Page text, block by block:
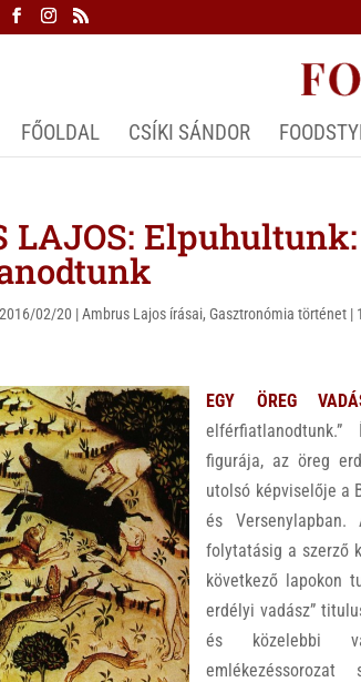
FŐOLDAL CSÍKI SÁNDOR
LAJOS: Elpuhultunk:
2016/02/20 |Ambrus Lajos írásai,Gasztronómia történet |
EGY ÖREG
figurája, az öreg
utolsó képviselője a
és Versenylapban.
folytatásig a szerző
következő lapokon
erdélyi vadász”
és közelebbi